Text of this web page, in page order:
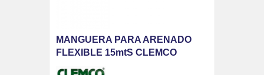
MANGUERA PARA ARENADO
FLEXIBLE 15mtS CLEMCO